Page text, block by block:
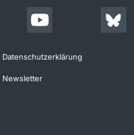
Datenschutzerklärung
Newsletter